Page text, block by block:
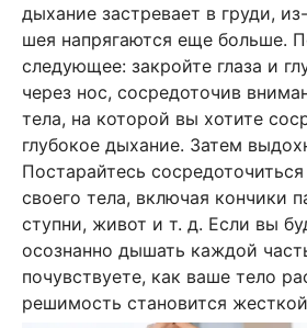
дыхание застревает в груди,
шея напрягаются еще больше.
следующее: закройте глаза и
через нос, сосредоточив
тела, на которой вы хотите
глубокое дыхание. Затем
Постарайтесь
своего тела, включая кончики
ступни, живот и т. д. Если вы
осознанно дышать каждой
почувствуете, как ваше тело
решимость становится